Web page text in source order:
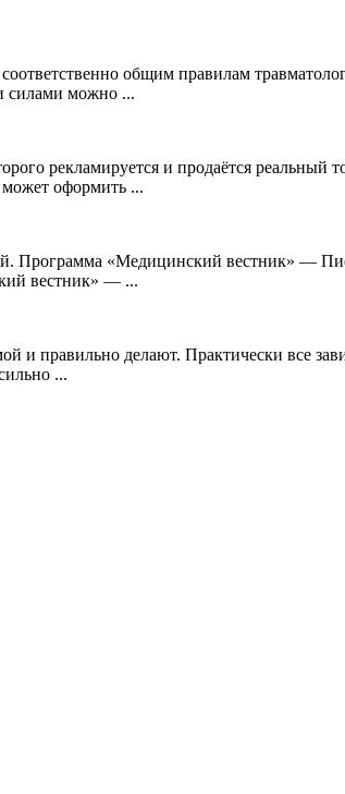
общим правилам
силами можно ...
рекламируется и продаётся
оформить ...
Программа «Медицинский вестник» —
вестник» — ...
и правильно делают. Практически все
...